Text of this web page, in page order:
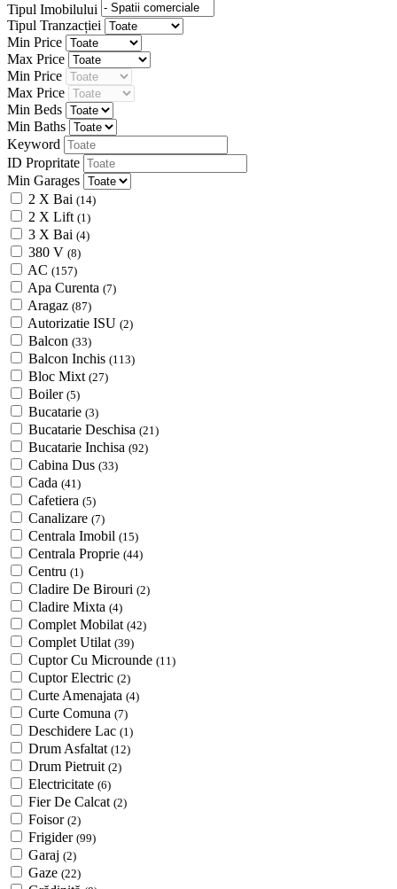
Tipul Imobilului
Tipul Tranzacției
Min Price
Max Price
Min Price
Max Price
Min Beds
Min Baths
Keyword
ID Propritate
Min Garages
2 X Bai (14)
2 X Lift (1)
3 X Bai (4)
380 V (8)
AC (157)
Apa Curenta (7)
Aragaz (87)
Autorizatie ISU (2)
Balcon (33)
Balcon Inchis (113)
Bloc Mixt (27)
Boiler (5)
Bucatarie (3)
Bucatarie Deschisa (21)
Bucatarie Inchisa (92)
Cabina Dus (33)
Cada (41)
Cafetiera (5)
Canalizare (7)
Centrala Imobil (15)
Centrala Proprie (44)
Centru (1)
Cladire De Birouri (2)
Cladire Mixta (4)
Complet Mobilat (42)
Complet Utilat (39)
Cuptor Cu Microunde (11)
Cuptor Electric (2)
Curte Amenajata (4)
Curte Comuna (7)
Deschidere Lac (1)
Drum Asfaltat (12)
Drum Pietruit (2)
Electricitate (6)
Fier De Calcat (2)
Foisor (2)
Frigider (99)
Garaj (2)
Gaze (22)